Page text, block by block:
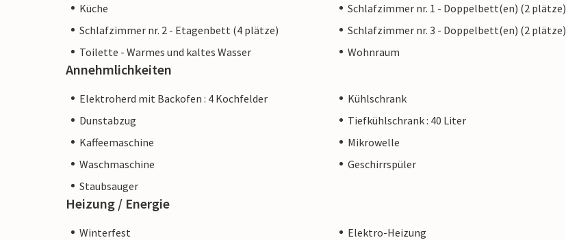
Küche
Schlafzimmer nr. 1 - Doppelbett(en) (2 plätze)
Schlafzimmer nr. 2 - Etagenbett (4 plätze)
Schlafzimmer nr. 3 - Doppelbett(en) (2 plätze)
Toilette - Warmes und kaltes Wasser
Wohnraum
Annehmlichkeiten
Elektroherd mit Backofen : 4 Kochfelder
Kühlschrank
Dunstabzug
Tiefkühlschrank : 40 Liter
Kaffeemaschine
Mikrowelle
Waschmaschine
Geschirrspüler
Staubsauger
Heizung / Energie
Winterfest
Elektro-Heizung